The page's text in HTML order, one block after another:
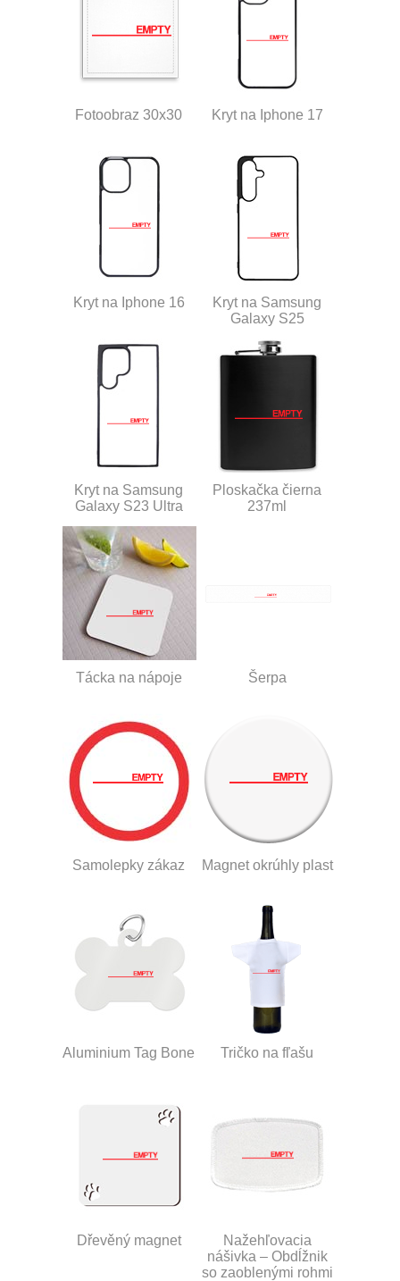
Fotoobraz 30x30 Kryt na Iphone 17
Kryt na Iphone 16
Kryt na Samsung
Galaxy S25
Kryt na Samsung
Galaxy S23 Ultra
Ploskačka čierna
237ml
Tácka na nápoje Šerpa
Samolepky zákaz Magnet okrúhly plast
Aluminium Tag Bone Tričko na fľašu
Dřevěný magnet
Nažehľovacia
nášivka – Obdĺžnik
so zaoblenými rohmi